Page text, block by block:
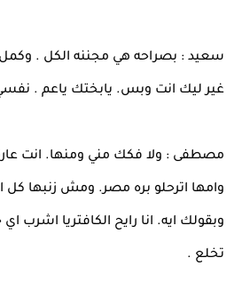
سعيد : بصراحه هي مجننه الكل .
غير ليك انت وبس. يابختك ياعم .
مصطفى : ولا فكك مني ومنها. انت
وامها اترحلو بره مصر. ومش زنبها
وبقولك ايه. انا رايح الكافتريا اشرب
تخلع .